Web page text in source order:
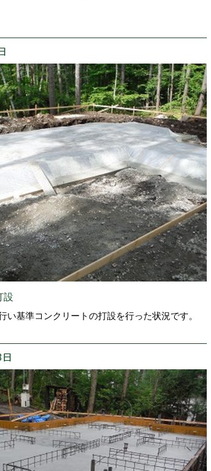
設
い基準コンクリートの打設を行った状況です。